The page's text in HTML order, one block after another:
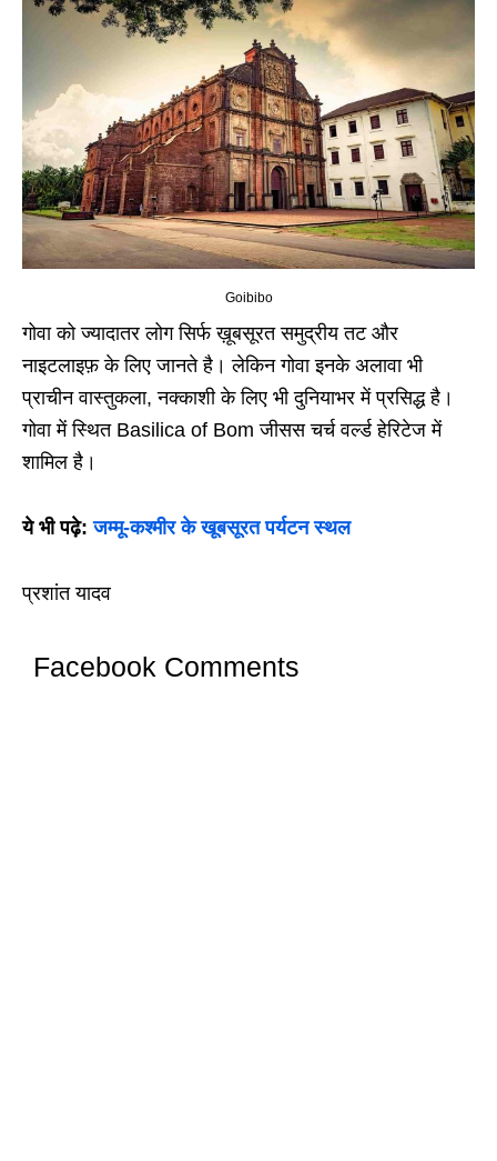
Goibibo
गोवा को ज्यादातर लोग सिर्फ ख़ूबसूरत समुद्रीय तट और
नाइटलाइफ़ के लिए जानते है। लेकिन गोवा इनके अलावा भी
प्राचीन वास्तुकला, नक्काशी के लिए भी दुनियाभर में प्रसिद्ध है।
गोवा में स्थित Basilica of Bom जीसस चर्च वर्ल्ड हेरिटेज में
शामिल है।
ये भी पढ़े:जम्मू-कश्मीर के खूबसूरत पर्यटन स्थल
प्रशांत यादव
Facebook Comments